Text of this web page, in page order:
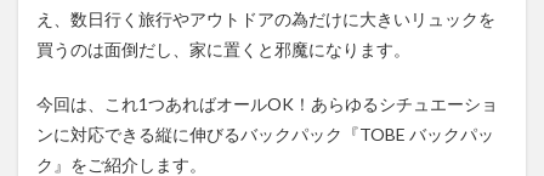
え、数日行く旅行やアウトドアの為だけに大きいリュックを
買うのは面倒だし、家に置くと邪魔になります。
今回は、これ1つあればオールOK！あらゆるシチュエーショ
ンに対応できる縦に伸びるバックパック『TOBE バックパッ
ク』をご紹介します。